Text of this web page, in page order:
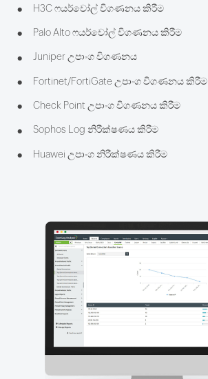
• H3C ෆයර්වෝල් විගණනය කිරීම
• Palo Alto ෆයර්වෝල් විගණනය කිරීම
• Juniper උපාංග විගණනය
• Fortinet/FortiGate උපාංග විගණනය කිරීම
• Check Point උපාංග විගණනය කිරීම
• Sophos Log නිරීක්ෂණය කිරීම
• Huawei උපාංග නිරීක්ෂණය කිරීම